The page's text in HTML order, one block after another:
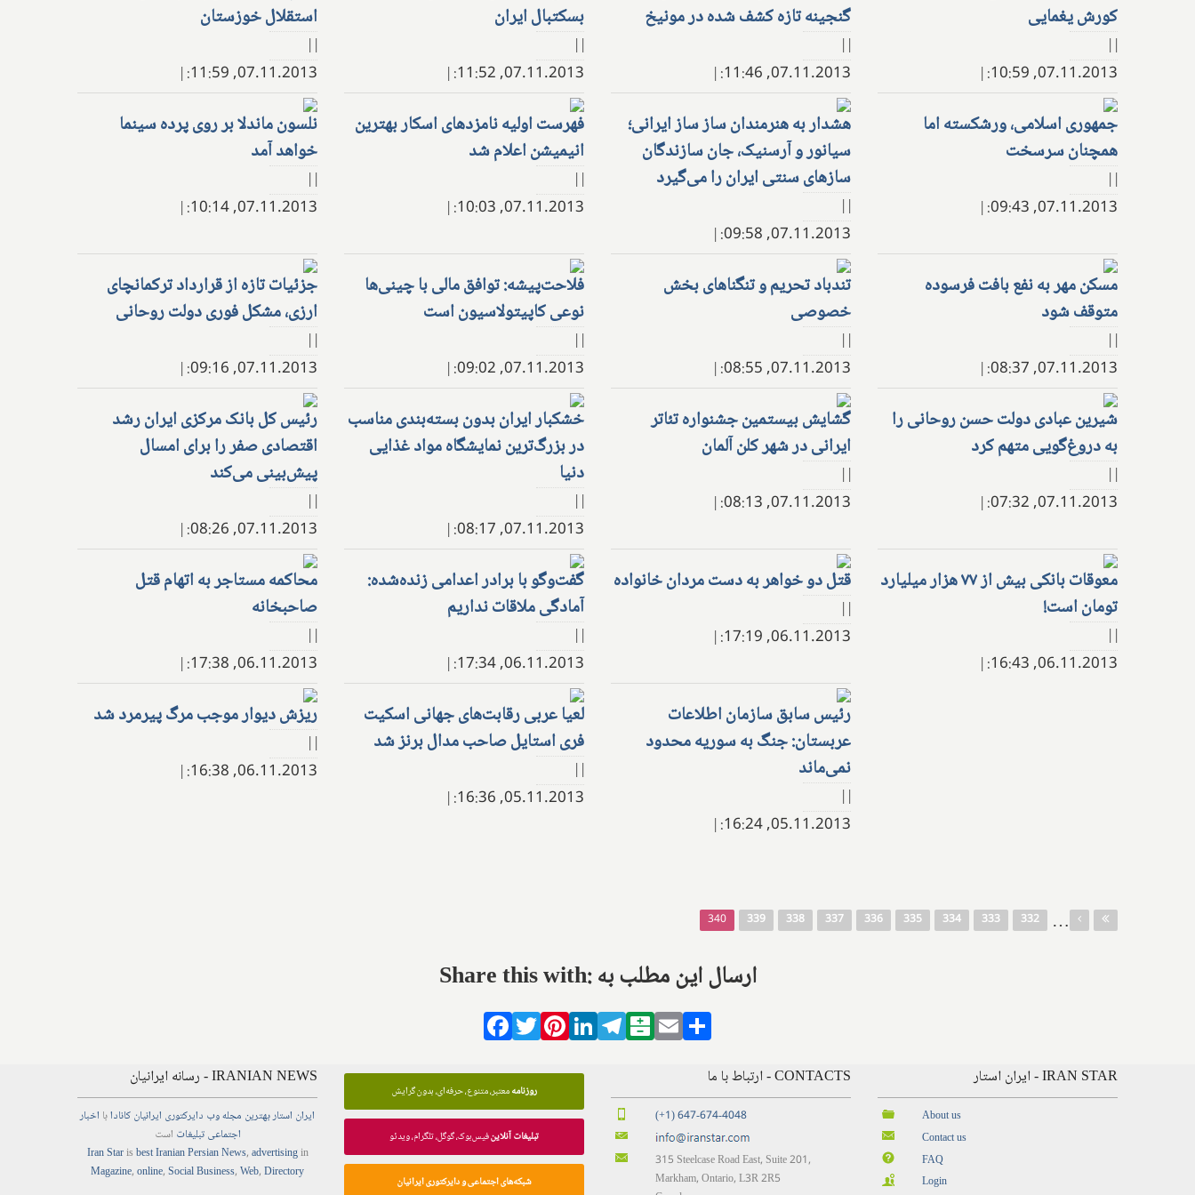
استقلال خوزستان
| |
07.11.2013, 11:59:
|
بسکتبال ایران
| |
07.11.2013, 11:52:
|
گنجینه تازه کشف شده در مونیخ
| |
07.11.2013, 11:46:
|
کورش یغمایی
| |
07.11.2013, 10:59:
|
نلسون ماندلا بر روی پرده سینما
خواهد آمد
| |
07.11.2013, 10:14:
|
فهرست اولیه نامزدهای اسکار بهترین
انیمیشن اعلام شد
| |
07.11.2013, 10:03:
|
هشدار به هنرمندان ساز ساز ایرانی؛
سیانور و آرسنیک، جان سازندگان
سازهای سنتی ایران را می‌گیرد
| |
07.11.2013, 09:58:
|
جمهوری اسلامی، ورشکسته اما
همچنان سرسخت
| |
07.11.2013, 09:43:
|
جزئیات تازه از قرارداد ترکمانچای
ارزی، مشکل فوری دولت روحانی
| |
07.11.2013, 09:16:
|
فلاحت‌پیشه: توافق مالی با چینی‌ها
نوعی کاپیتولاسیون است
| |
07.11.2013, 09:02:
|
تندباد تحریم و تنگناهای بخش
خصوصی
| |
07.11.2013, 08:55:
|
مسکن مهر به نفع بافت فرسوده
متوقف شود
| |
07.11.2013, 08:37:
|
رئیس کل بانک مرکزی ایران رشد
اقتصادی صفر را برای امسال
پیش‌بینی می‌کند
| |
07.11.2013, 08:26:
|
خشکبار ایران بدون بسته‌بندی مناسب
در بزرگ‌ترین نمایشگاه مواد غذایی
دنیا
| |
07.11.2013, 08:17:
|
گشایش بیستمین جشنواره تئاتر
ایرانی در شهر کلن آلمان
| |
07.11.2013, 08:13:
|
شیرین عبادی دولت حسن روحانی را
به دروغ‌گویی متهم کرد
| |
07.11.2013, 07:32:
|
محاکمه مستاجر به اتهام قتل
صاحبخانه
| |
06.11.2013, 17:38:
|
گفت‌وگو با برادر اعدامی زنده‌شده:
آمادگی ملاقات نداریم
| |
06.11.2013, 17:34:
|
قتل دو خواهر به دست مردان خانواده
| |
06.11.2013, 17:19:
|
معوقات بانکی بیش از ۷۷ هزار میلیارد
تومان است!
| |
06.11.2013, 16:43:
|
ریزش دیوار موجب مرگ پیرمرد شد
| |
06.11.2013, 16:38:
|
لعیا عربی رقابت‌های جهانی اسکیت
فری استایل صاحب مدال برنز شد
| |
05.11.2013, 16:36:
|
رئیس سابق سازمان اطلاعات
عربستان: جنگ به سوریه محدود
نمی‌ماند
| |
05.11.2013, 16:24:
|
…
332
333
334
335
336
337
338
339
340
Share this with: ارسال این مطلب به
Facebook
TwitterPinterestLinkedIn
Telegram
Balatarin
Email
IRANIAN NEWS - رسانه ایرانیان
ایران استاربهترین مجلهوب دایرکتوری ایرانیان کانادابا اخبار
اجتماعی تبلیغات است
Iran Starisbest Iranian PersianNews,advertisingin
Magazine,online,Social Business,Web,Directory
روزنامهمعتبر، متنوع، حرفه‌ای، بدون گرایش
تبلیغات آنلاینفیس‌بوک، گوگل، تلگرام، ویدئو
شبکه‌های اجتماعی و دایرکتوری ایرانیان
CONTACTS - ارتباط با ما
(+1) 647-674-4048
315 Steelcase Road East, Suite 201,
Markham, Ontario, L3R 2R5
IRAN STAR - ایران استار
About us
Contact us
FAQ
Login